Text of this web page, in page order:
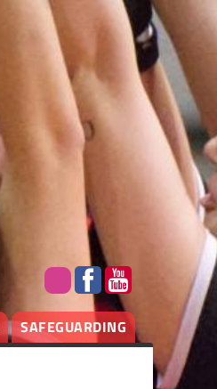
SAFEGUARDING